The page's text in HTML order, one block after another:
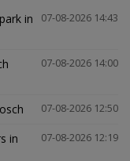
07-08-2026 14:43
in
07-08-2026 14:00
07-08-2026 12:50
07-08-2026 12:19
in